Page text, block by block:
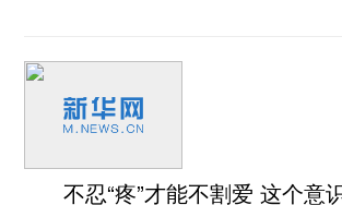
不忍“疼”才能不割爱 这个意